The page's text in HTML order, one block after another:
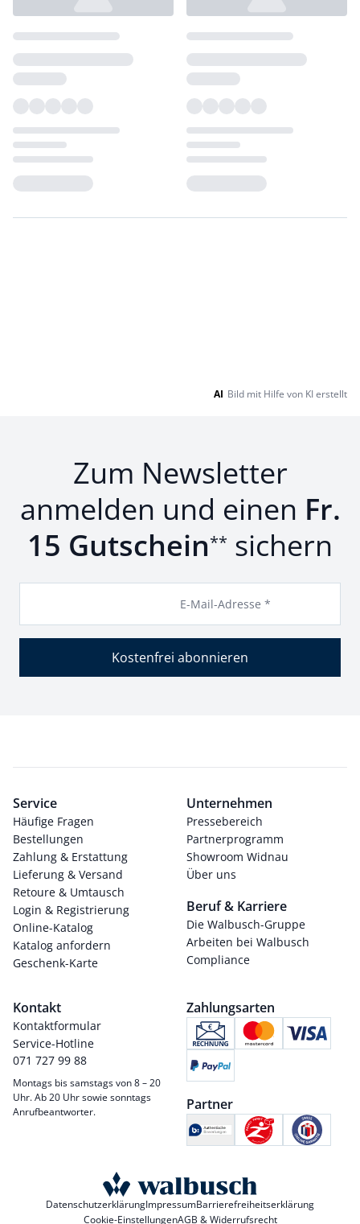
AI Bild mit Hilfe von KI erstellt
Zum Newsletter
anmelden und einen Fr.
15 Gutschein** sichern
E-Mail-Adresse *
Kostenfrei abonnieren
Service
Häufige Fragen
Bestellungen
Zahlung & Erstattung
Lieferung & Versand
Retoure & Umtausch
Login & Registrierung
Online-Katalog
Katalog anfordern
Geschenk-Karte
Unternehmen
Pressebereich
Partnerprogramm
Showroom Widnau
Über uns
Beruf & Karriere
Die Walbusch-Gruppe
Arbeiten bei Walbusch
Compliance
Kontakt
Kontaktformular
Service-Hotline
071 727 99 88
Montags bis samstags von 8 – 20
Uhr. Ab 20 Uhr sowie sonntags
Anrufbeantworter.
Zahlungsarten
Partner
DatenschutzerklärungImpressumBarrierefreiheitserklärung
Cookie-EinstellungenAGB & Widerrufsrecht